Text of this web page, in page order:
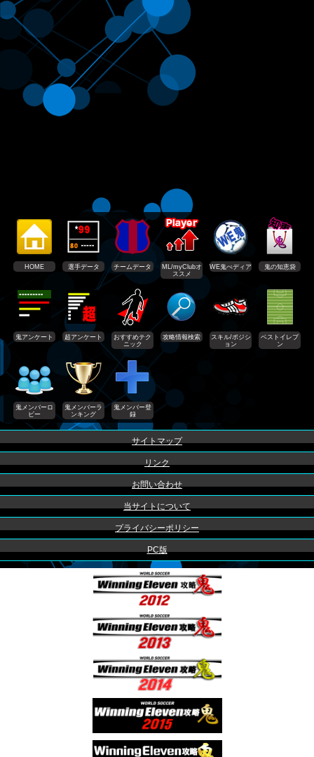
HOME 選手データ チームデータ
ML/myClubオ
ススメ
WE鬼ぺディア 鬼の知恵袋
鬼アンケート 超アンケート
おすすめテク
ニック
攻略情報検索
スキル/ポジシ
ョン
ベストイレブ
ン
鬼メンバーロ
ビー
鬼メンバーラ
ンキング
鬼メンバー登
録
サイトマップ
リンク
お問い合わせ
当サイトについて
プライバシーポリシー
PC版